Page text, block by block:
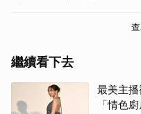
繼續看下去
最美主
「情色